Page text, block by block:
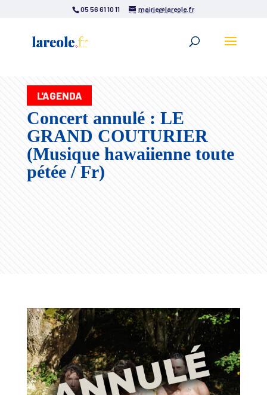
05 56 61 10 11 mairie@lareole.fr
L'AGENDA
Concert annulé : LE
GRAND COUTURIER
(Musique hawaiienne toute
pétée / Fr)